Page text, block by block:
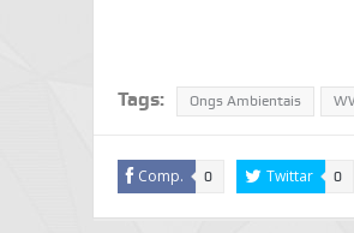
Tags: Ongs Ambientais
Comp. 0 Twittar 0